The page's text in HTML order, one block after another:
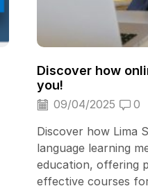
Discover how
you!
09/04/2025 0
Discover how Lima
language learning
education, offering
effective courses